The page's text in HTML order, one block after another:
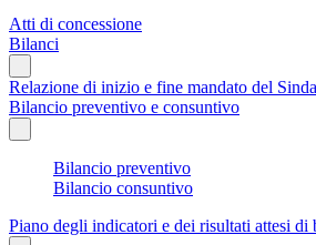
Atti di concessione
Bilanci
Relazione di inizio e fine mandato del
Bilancio preventivo e consuntivo
Bilancio preventivo
Bilancio consuntivo
Piano degli indicatori e dei risultati attesi di